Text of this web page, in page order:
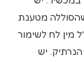
מטענת
מין לח לשימור
יש